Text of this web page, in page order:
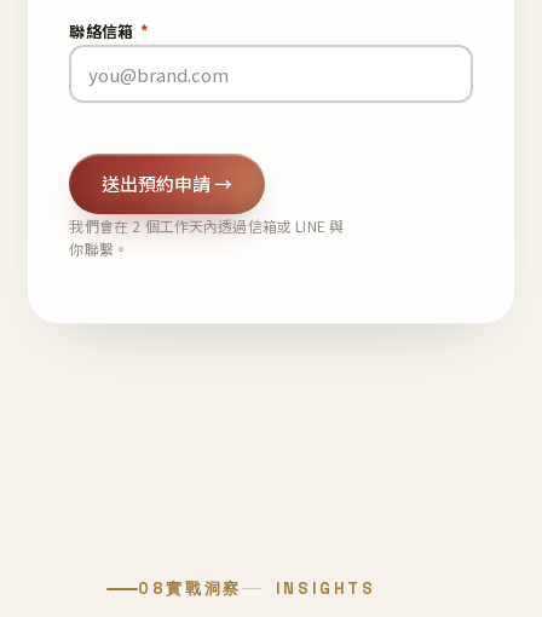
聯絡信箱 *
送出預約申請 →
我們會在 2 個工作天內透過信箱或 LINE 與
你聯繫。
08實戰洞察 INSIGHTS